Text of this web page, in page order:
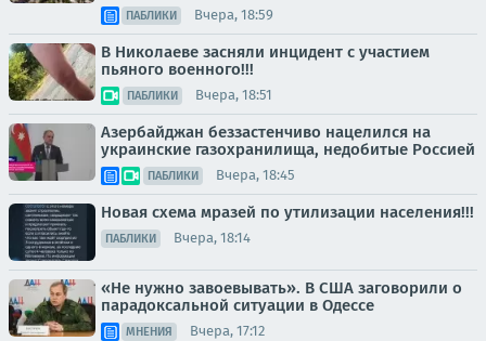
ПАБЛИКИ Вчера, 18:59
В Николаеве засняли инцидент с участием
пьяного военного!!!
ПАБЛИКИ Вчера, 18:51
Азербайджан беззастенчиво нацелился на
украинские газохранилища, недобитые Россией
ПАБЛИКИ Вчера, 18:45
Новая схема мразей по утилизации населения!!!
ПАБЛИКИ Вчера, 18:14
«Не нужно завоевывать». В США заговорили о
парадоксальной ситуации в Одессе
МНЕНИЯ Вчера, 17:12